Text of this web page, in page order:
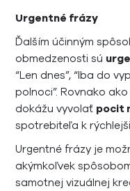
Urgentné frázy
Ďalším účinným
obmedzenosti sú
“Len dnes”, “Iba do
polnoci”. Rovnako
dokážu vyvolať pocit
spotrebiteľa k
Urgentné frázy je
akýmkoľvek
samotnej vizuálnej